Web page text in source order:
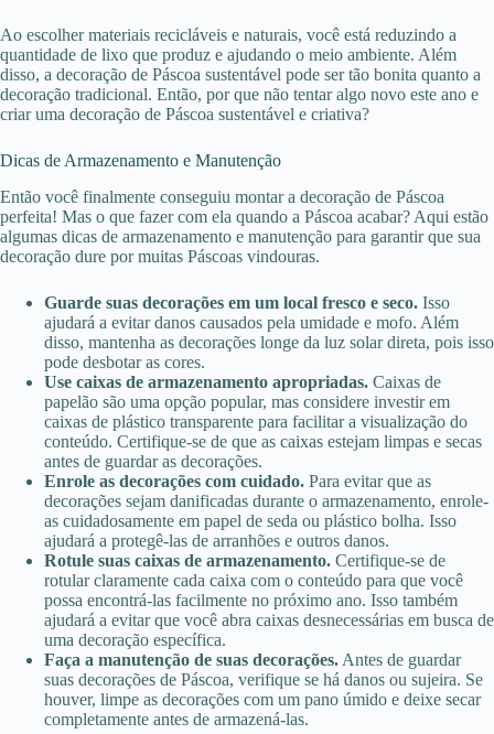
Ao escolher materiais recicláveis e naturais, você está reduzindo a
quantidade de lixo que produz e ajudando o meio ambiente. Além
disso, a decoração de Páscoa sustentável pode ser tão bonita quanto a
decoração tradicional. Então, por que não tentar algo novo este ano e
criar uma decoração de Páscoa sustentável e criativa?
Dicas de Armazenamento e Manutenção
Então você finalmente conseguiu montar a decoração de Páscoa
perfeita! Mas o que fazer com ela quando a Páscoa acabar? Aqui estão
algumas dicas de armazenamento e manutenção para garantir que sua
decoração dure por muitas Páscoas vindouras.
Guarde suas decorações em um local fresco e seco. Isso
ajudará a evitar danos causados pela umidade e mofo. Além
disso, mantenha as decorações longe da luz solar direta, pois isso
pode desbotar as cores.
Use caixas de armazenamento apropriadas. Caixas de
papelão são uma opção popular, mas considere investir em
caixas de plástico transparente para facilitar a visualização do
conteúdo. Certifique-se de que as caixas estejam limpas e secas
antes de guardar as decorações.
Enrole as decorações com cuidado. Para evitar que as
decorações sejam danificadas durante o armazenamento, enrole-
as cuidadosamente em papel de seda ou plástico bolha. Isso
ajudará a protegê-las de arranhões e outros danos.
Rotule suas caixas de armazenamento. Certifique-se de
rotular claramente cada caixa com o conteúdo para que você
possa encontrá-las facilmente no próximo ano. Isso também
ajudará a evitar que você abra caixas desnecessárias em busca de
uma decoração específica.
Faça a manutenção de suas decorações. Antes de guardar
suas decorações de Páscoa, verifique se há danos ou sujeira. Se
houver, limpe as decorações com um pano úmido e deixe secar
completamente antes de armazená-las.